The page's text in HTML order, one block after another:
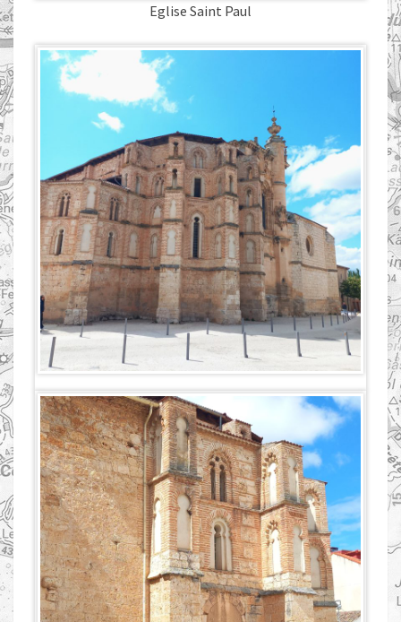
Eglise Saint Paul